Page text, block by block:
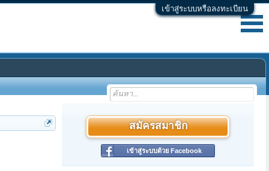
เข้าสู่ระบบหรือลงทะเบียน
สมัครสมาชิก
เข้าสู่ระบบด้วย Facebook